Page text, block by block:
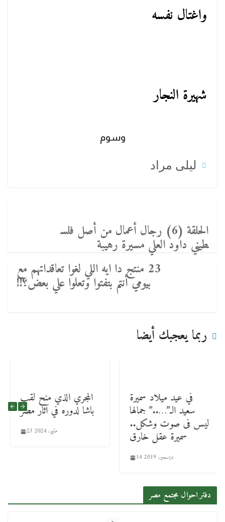
واغتال نفسه
شهيرة النجار
وسوم
ليلى مراد
الحلقة (6) رجال أعمال من أصل فلس
طيني داود العلي مسيرة رهيبة
23 منتج دا ايه اللي لغوا تعاقداتهم مع
بيومي أنتم بتفتوا وتعلوا علي بعض؟!!
ربما يعجبك أيضا
المجري الذي منح لقب
باشا لدوره في آثار مصر
23 مايو، 2024
في عيد ميلاد سميرة
سعيد الـ”…..” جمالها
ليس فى صوت وشكل..
سميرة عقل خارق
14 ديسمبر، 2019
دفتر احوال مجتمع مصر